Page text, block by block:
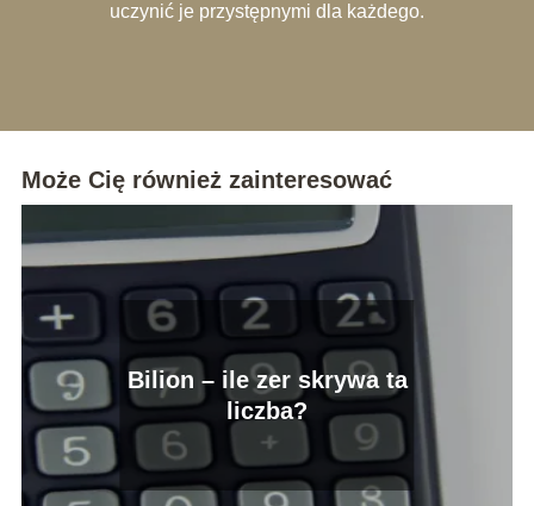
uczynić je przystępnymi dla każdego.
Może Cię również zainteresować
Bilion – ile zer skrywa ta
liczba?